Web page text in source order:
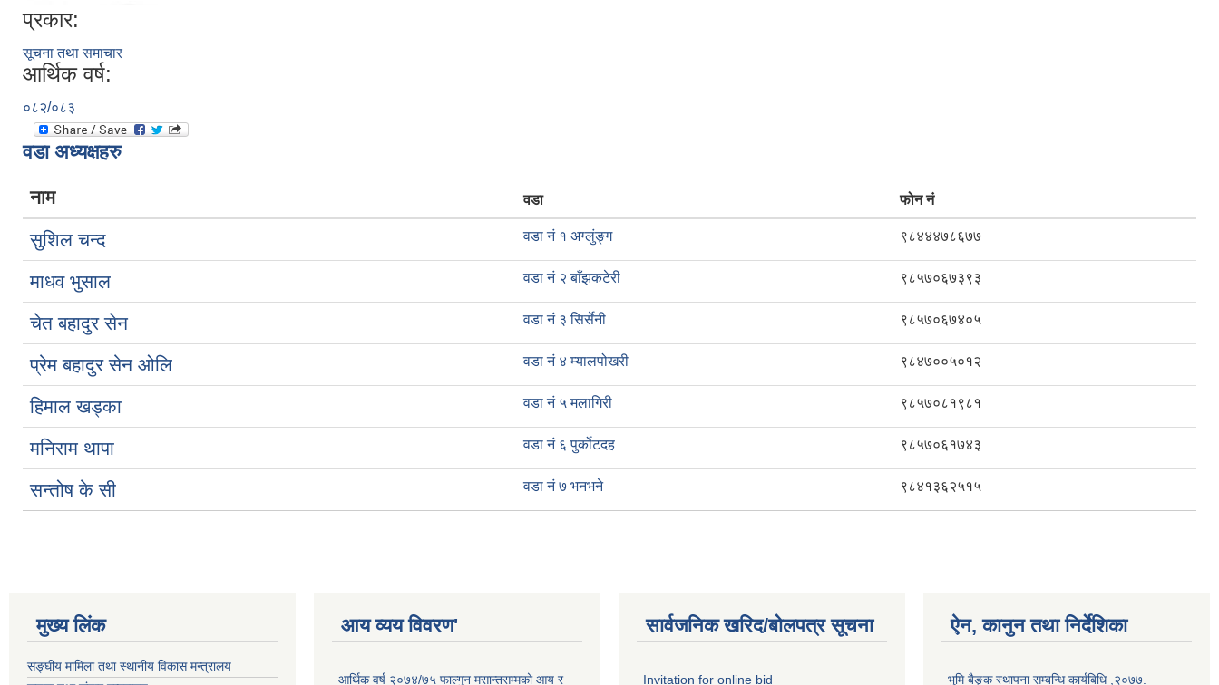
प्रकार:
सूचना तथा समाचार
आर्थिक वर्ष:
०८२/०८३
वडा अध्यक्षहरु
नाम वडा फोन नं
सुशिल चन्द वडा नं १ अग्लुंङ्ग ९८४४४७८६७७
माधव भुसाल वडा नं २ बाँझकटेरी ९८५७०६७३९३
चेत बहादुर सेन वडा नं ३ सिर्सेनी ९८५७०६७४०५
प्रेम बहादुर सेन ओलि वडा नं ४ म्यालपोखरी ९८४७००५०१२
हिमाल खड्का वडा नं ५ मलागिरी ९८५७०८१९८१
मनिराम थापा वडा नं ६ पुर्कोटदह ९८५७०६१७४३
सन्तोष के सी वडा नं ७ भनभने ९८४१३६२५१५
मुख्य लिंक
सङ्घीय मामिला तथा स्थानीय विकास मन्त्रालय
आय व्यय विवरण'
आर्थिक वर्ष २०७४/७५ फाल्गुन मसान्तसम्मको आय र
सार्वजनिक खरिद/बोलपत्र सूचना
Invitation for online bid
ऐन, कानुन तथा निर्देशिका
भुमि बैङ्क स्थापना सम्बन्धि कार्यबिधि ,२०७७.